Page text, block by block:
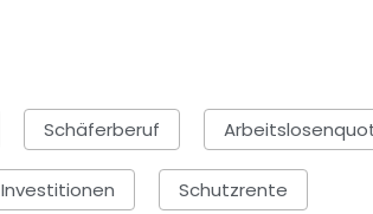
Schäferberuf
Investitionen Schutzrente